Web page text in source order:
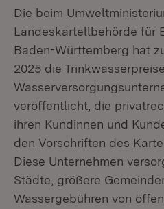
Die beim
Landeskartellbehörde für
Baden-Württemberg hat
2025 die
veröffentlicht, die
ihren Kundinnen und
den Vorschriften des
Diese Unternehmen
Städte, größere
Wassergebühren von